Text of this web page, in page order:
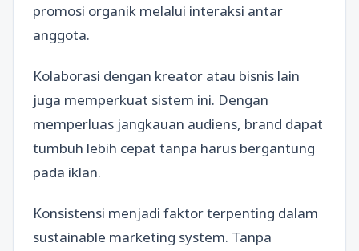
promosi organik melalui interaksi antar
anggota.
Kolaborasi dengan kreator atau bisnis lain
juga memperkuat sistem ini. Dengan
memperluas jangkauan audiens, brand dapat
tumbuh lebih cepat tanpa harus bergantung
pada iklan.
Konsistensi menjadi faktor terpenting dalam
sustainable marketing system. Tanpa